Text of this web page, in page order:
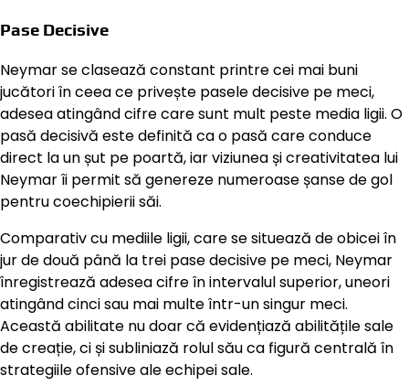
Pase Decisive
Neymar se clasează constant printre cei mai buni
jucători în ceea ce privește pasele decisive pe meci,
adesea atingând cifre care sunt mult peste media ligii. O
pasă decisivă este definită ca o pasă care conduce
direct la un șut pe poartă, iar viziunea și creativitatea lui
Neymar îi permit să genereze numeroase șanse de gol
pentru coechipierii săi.
Comparativ cu mediile ligii, care se situează de obicei în
jur de două până la trei pase decisive pe meci, Neymar
înregistrează adesea cifre în intervalul superior, uneori
atingând cinci sau mai multe într-un singur meci.
Această abilitate nu doar că evidențiază abilitățile sale
de creație, ci și subliniază rolul său ca figură centrală în
strategiile ofensive ale echipei sale.